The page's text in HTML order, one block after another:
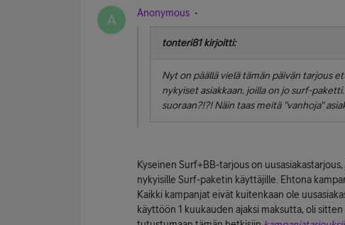
A Anonymous
tonteri81 kirjoitti:
Nyt on päällä vielä tämän päivän tarjous
nykyiset asiakkaan, joilla on jo surf-
suoraan?!?! Näin taas meitä "vanhoja"
Kyseinen Surf+BB-tarjous on
nykyisille Surf-paketin käyttäjille. Ehtona
Kaikki kampanjat eivät kuitenkaan ole
käyttöön 1 kuukauden ajaksi maksutta, oli